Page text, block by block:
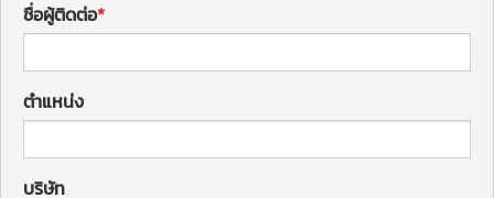
ชื่อผู้ติดต่อ
ตำแหน่ง
บริษัท